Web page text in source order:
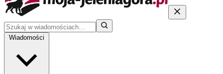
Wiadomości